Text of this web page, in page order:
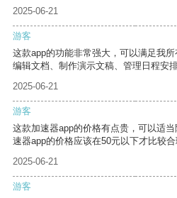
2025-06-21
游客
这款app的功能非常强大，可以满足我
编辑文档、制作演示文稿、管理日程安排
2025-06-21
游客
这款加速器app的价格有点贵，可以适
速器app的价格应该在50元以下才比较合
2025-06-21
游客